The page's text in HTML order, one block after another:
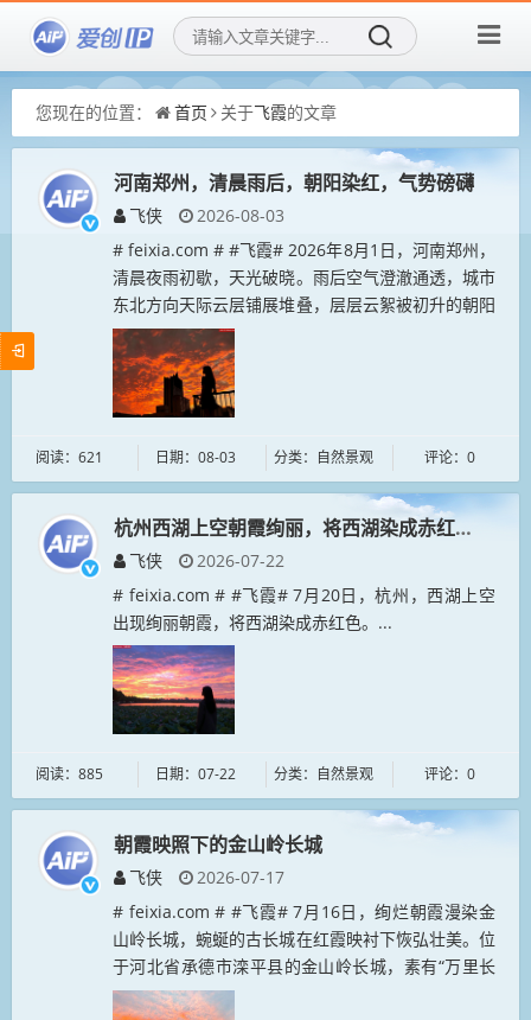
您现在的位置： 首页 关于飞霞的文章
河南郑州，清晨雨后，朝阳染红，气势磅礴
飞侠
2026-08-03
# feixia.com # #飞霞# 2026年8月1日，河南郑州，
清晨夜雨初歇，天光破晓。雨后空气澄澈通透，城市
东北方向天际云层铺展堆叠，层层云絮被初升的朝阳
尽数染红，气势磅礴，上演“火云压城”自然风光。...
阅读：621 日期：08-03 分类：自然景观 评论：0
杭州西湖上空朝霞绚丽，将西湖染成赤红色。
飞侠
2026-07-22
# feixia.com # #飞霞# 7月20日，杭州，西湖上空
出现绚丽朝霞，将西湖染成赤红色。...
阅读：885 日期：07-22 分类：自然景观 评论：0
朝霞映照下的金山岭长城
飞侠
2026-07-17
# feixia.com # #飞霞# 7月16日，绚烂朝霞漫染金
山岭长城，蜿蜒的古长城在红霞映衬下恢弘壮美。位
于河北省承德市滦平县的金山岭长城，素有“万里长
城，金山独秀”之美誉。...